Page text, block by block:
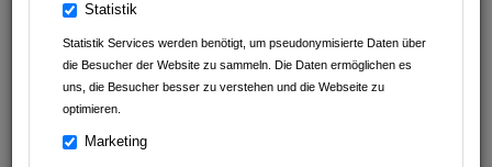
Statistik
Statistik Services werden benötigt, um pseudonymisierte Daten über
die Besucher der Website zu sammeln. Die Daten ermöglichen es
uns, die Besucher besser zu verstehen und die Webseite zu
optimieren.
Marketing